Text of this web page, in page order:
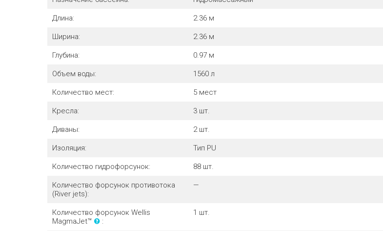
Длина: 2.36 м
Ширина: 2.36 м
Глубина: 0.97 м
Объем воды: 1560 л
Количество мест: 5 мест
Кресла: 3 шт.
Диваны: 2 шт.
Изоляция: Тип PU
Количество гидрофорсунок: 88 шт.
Количество форсунок противотока
(River jets):
—
Количество форсунок Wellis
MagmaJet™
:
1 шт.